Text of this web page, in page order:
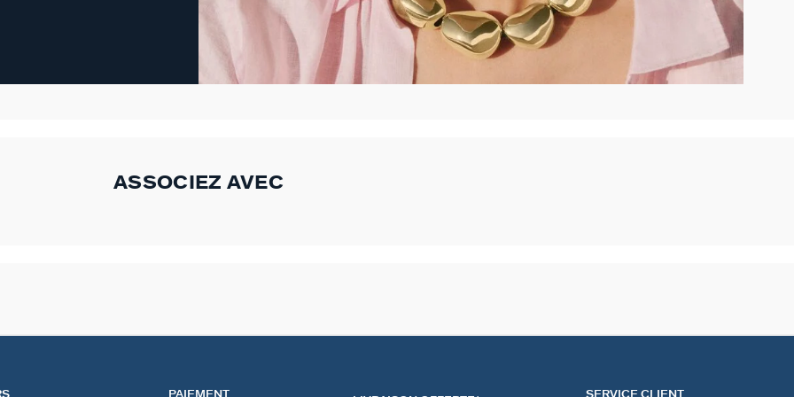
ASSOCIEZ AVEC
PAIEMENT SERVICE CLIENT